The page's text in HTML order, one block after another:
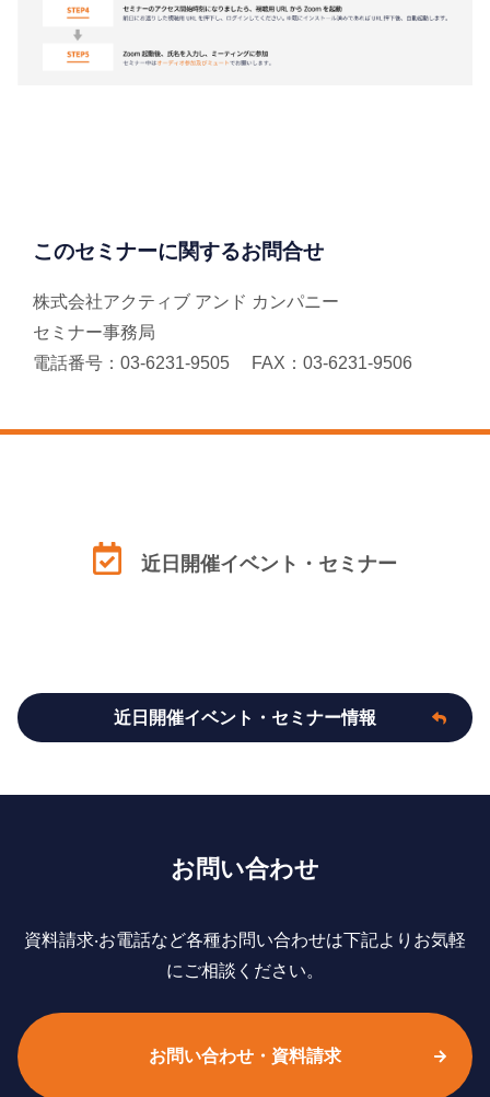
このセミナーに関するお問合せ
株式会社アクティブ アンド カンパニー
セミナー事務局
電話番号：03-6231-9505 FAX：03-6231-9506
近日開催イベント・セミナー
近日開催イベント・セミナー情報
お問い合わせ
資料請求‧お電話など各種お問い合わせは下記よりお気軽
にご相談ください。
お問い合わせ・資料請求